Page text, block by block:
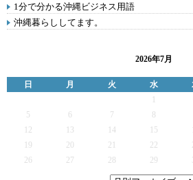
1分で分かる沖縄ビジネス用語
沖縄暮らししてます。
2026年7月
日 月 火 水
5
6 7
12
13 14 15
19
20 21 22
26
27 28 29